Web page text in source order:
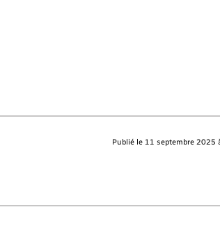
Publié le 11 septembre 2025